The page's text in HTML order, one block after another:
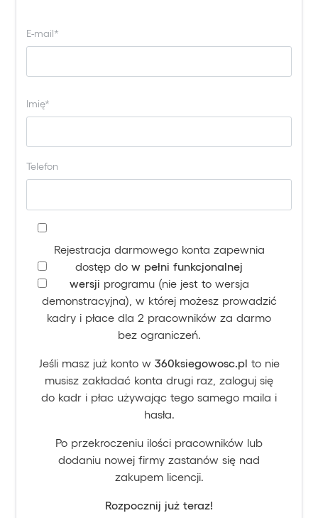
E-mail*
Imię*
Telefon
Rejestracja darmowego konta zapewnia
dostęp do w pełni funkcjonalnej
wersji programu (nie jest to wersja
demonstracyjna), w której możesz prowadzić
kadry i płace dla 2 pracowników za darmo
bez ograniczeń.
Jeśli masz już konto w 360ksiegowosc.pl to nie
musisz zakładać konta drugi raz, zaloguj się
do kadr i płac używając tego samego maila i
hasła.
Po przekroczeniu ilości pracowników lub
dodaniu nowej firmy zastanów się nad
zakupem licencji.
Rozpocznij już teraz!